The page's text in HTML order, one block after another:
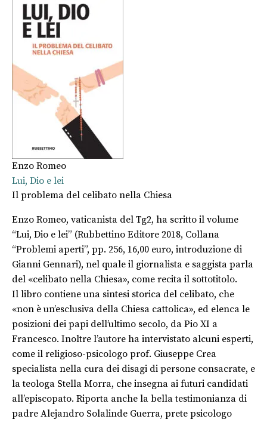
Enzo Romeo
Lui, Dio e lei
Il problema del celibato nella Chiesa
Enzo Romeo, vaticanista del Tg2, ha scritto il volume
“Lui, Dio e lei” (Rubbettino Editore 2018, Collana
“Problemi aperti”, pp. 256, 16,00 euro, introduzione di
Gianni Gennari), nel quale il giornalista e saggista parla
del «celibato nella Chiesa», come recita il sottotitolo.
Il libro contiene una sintesi storica del celibato, che
«non è un’esclusiva della Chiesa cattolica», ed elenca le
posizioni dei papi dell’ultimo secolo, da Pio XI a
Francesco. Inoltre l’autore ha intervistato alcuni esperti,
come il religioso-psicologo prof. Giuseppe Crea
specialista nella cura dei disagi di persone consacrate, e
la teologa Stella Morra, che insegna ai futuri candidati
all’episcopato. Riporta anche la bella testimonianza di
padre Alejandro Solalinde Guerra, prete psicologo